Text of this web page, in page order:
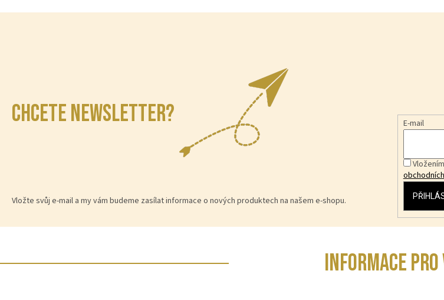
CHCETE NEWSLETTER?
Vložte svůj e-mail a my vám budeme zasílat informace o nových produktech na našem e-shopu.
E-mail
INFORMACE PRO